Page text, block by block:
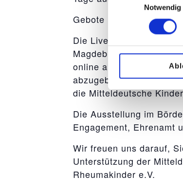
Notwendig
Gebote können dann für
Die Live-Versteigerung
Magdeburg. Das
online abgegebenen
abzugeben. Der Erlös
die Mitteldeutsche
Die Ausstellung im
Engagement, Ehrenamt
Wir freuen uns darauf,
Unterstützung der
Rheumakinder e.V.